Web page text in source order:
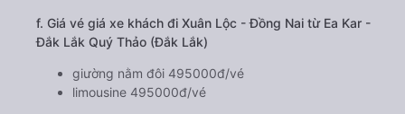
f. Giá vé giá xe khách đi Xuân Lộc - Đồng Nai từ Ea Kar -
Đắk Lắk Quý Thảo (Đắk Lắk)
giường nằm đôi 495000đ/vé
limousine 495000đ/vé